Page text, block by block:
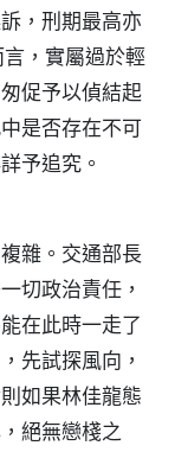
，刑期最高亦
，實屬過於輕
促予以偵結起
是否存在不可
予追究。
雜。交通部長
切政治責任，
在此時一走了
先試探風向，
如果林佳龍態
絕無戀棧之